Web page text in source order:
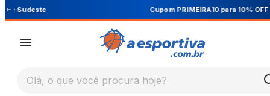
Cupom PRIMEIRA10 para 10% OFF na 1ª compra
Olá, o que você procura hoje?